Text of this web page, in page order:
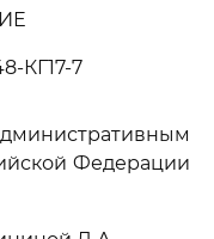
КГ17-7
Федерации